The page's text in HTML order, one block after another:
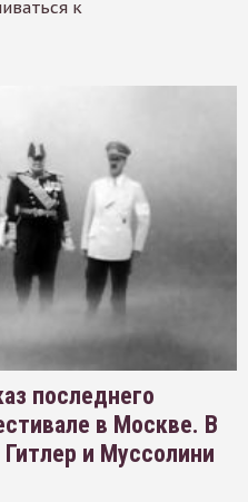
к
последнего
в Москве. В
и Муссолини